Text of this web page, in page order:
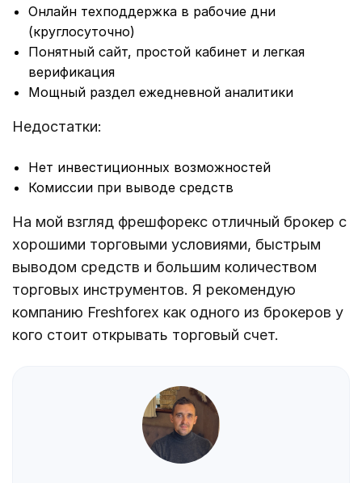
Онлайн техподдержка в рабочие дни
(круглосуточно)
Понятный сайт, простой кабинет и легкая
верификация
Мощный раздел ежедневной аналитики
Недостатки:
Нет инвестиционных возможностей
Комиссии при выводе средств
На мой взгляд фрешфорекс отличный брокер с
хорошими торговыми условиями, быстрым
выводом средств и большим количеством
торговых инструментов. Я рекомендую
компанию Freshforex как одного из брокеров у
кого стоит открывать торговый счет.